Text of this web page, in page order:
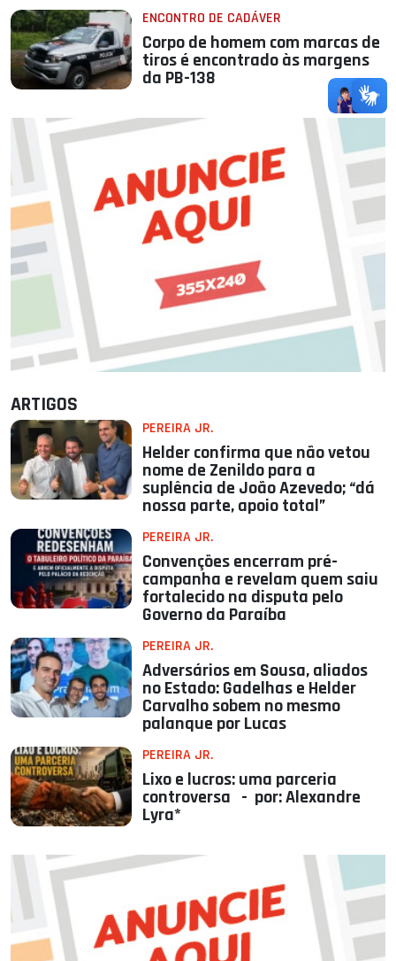
ENCONTRO DE CADÁVER
Corpo de homem com marcas de
tiros é encontrado às margens
da PB-138
ARTIGOS
PEREIRA JR.
Helder confirma que não vetou
nome de Zenildo para a
suplência de João Azevedo; “dá
nossa parte, apoio total”
PEREIRA JR.
Convenções encerram pré-
campanha e revelam quem saiu
fortalecido na disputa pelo
Governo da Paraíba
PEREIRA JR.
Adversários em Sousa, aliados
no Estado: Gadelhas e Helder
Carvalho sobem no mesmo
palanque por Lucas
PEREIRA JR.
Lixo e lucros: uma parceria
controversa - por: Alexandre
Lyra*